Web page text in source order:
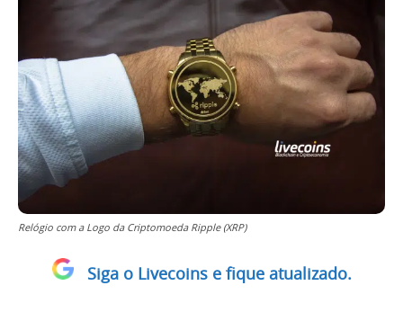
Relógio com a Logo da Criptomoeda Ripple (XRP)
Siga o Livecoins e fique atualizado.